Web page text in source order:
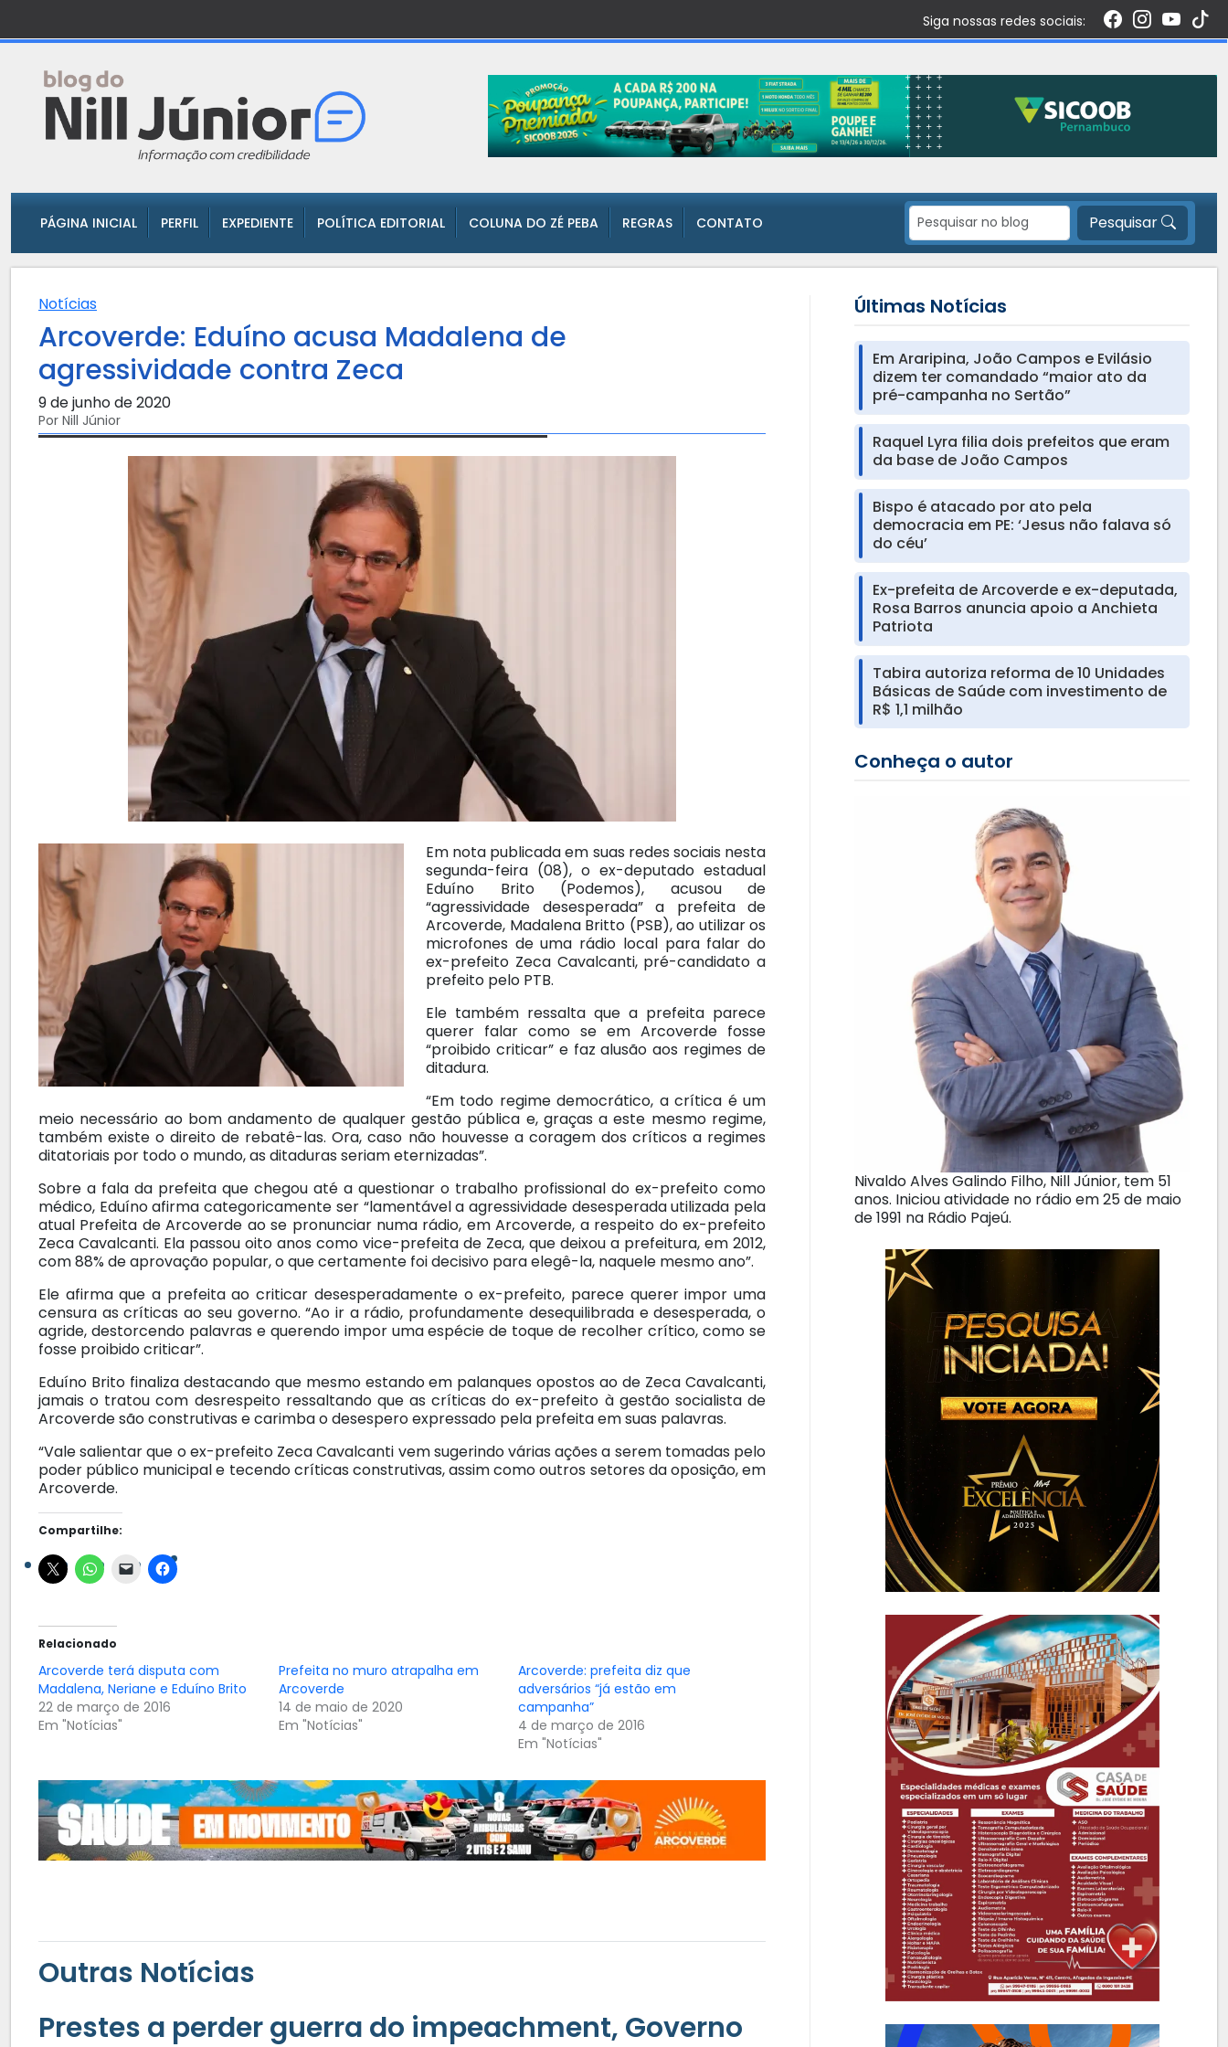
Siga nossas redes sociais:
PÁGINA INICIAL PERFIL EXPEDIENTE POLÍTICA EDITORIAL COLUNA DO ZÉ PEBA REGRAS CONTATO Pesquisar
Notícias
Arcoverde: Eduíno acusa Madalena de
agressividade contra Zeca
9 de junho de 2020
Por Nill Júnior
Em nota publicada em suas redes sociais nesta
segunda-feira (08), o ex-deputado estadual
Eduíno Brito (Podemos), acusou de
“agressividade desesperada” a prefeita de
Arcoverde, Madalena Britto (PSB), ao utilizar os
microfones de uma rádio local para falar do
ex-prefeito Zeca Cavalcanti, pré-candidato a
prefeito pelo PTB.
Ele também ressalta que a prefeita parece
querer falar como se em Arcoverde fosse
“proibido criticar” e faz alusão aos regimes de
ditadura.
“Em todo regime democrático, a crítica é um
meio necessário ao bom andamento de qualquer gestão pública e, graças a este mesmo regime,
também existe o direito de rebatê-las. Ora, caso não houvesse a coragem dos críticos a regimes
ditatoriais por todo o mundo, as ditaduras seriam eternizadas”.
Sobre a fala da prefeita que chegou até a questionar o trabalho profissional do ex-prefeito como
médico, Eduíno afirma categoricamente ser “lamentável a agressividade desesperada utilizada pela
atual Prefeita de Arcoverde ao se pronunciar numa rádio, em Arcoverde, a respeito do ex-prefeito
Zeca Cavalcanti. Ela passou oito anos como vice-prefeita de Zeca, que deixou a prefeitura, em 2012,
com 88% de aprovação popular, o que certamente foi decisivo para elegê-la, naquele mesmo ano”.
Ele afirma que a prefeita ao criticar desesperadamente o ex-prefeito, parece querer impor uma
censura as críticas ao seu governo. “Ao ir a rádio, profundamente desequilibrada e desesperada, o
agride, destorcendo palavras e querendo impor uma espécie de toque de recolher crítico, como se
fosse proibido criticar”.
Eduíno Brito finaliza destacando que mesmo estando em palanques opostos ao de Zeca Cavalcanti,
jamais o tratou com desrespeito ressaltando que as críticas do ex-prefeito à gestão socialista de
Arcoverde são construtivas e carimba o desespero expressado pela prefeita em suas palavras.
“Vale salientar que o ex-prefeito Zeca Cavalcanti vem sugerindo várias ações a serem tomadas pelo
poder público municipal e tecendo críticas construtivas, assim como outros setores da oposição, em
Arcoverde.
Compartilhe:
Relacionado
Arcoverde terá disputa com
Madalena, Neriane e Eduíno Brito
22 de março de 2016
Em "Notícias"
Prefeita no muro atrapalha em
Arcoverde
14 de maio de 2020
Em "Notícias"
Arcoverde: prefeita diz que
adversários “já estão em
campanha”
4 de março de 2016
Em "Notícias"
Outras Notícias
Prestes a perder guerra do impeachment, Governo
Últimas Notícias
Em Araripina, João Campos e Evilásio
dizem ter comandado “maior ato da
pré-campanha no Sertão”
Raquel Lyra filia dois prefeitos que eram
da base de João Campos
Bispo é atacado por ato pela
democracia em PE: ‘Jesus não falava só
do céu’
Ex-prefeita de Arcoverde e ex-deputada,
Rosa Barros anuncia apoio a Anchieta
Patriota
Tabira autoriza reforma de 10 Unidades
Básicas de Saúde com investimento de
R$ 1,1 milhão
Conheça o autor
Nivaldo Alves Galindo Filho, Nill Júnior, tem 51
anos. Iniciou atividade no rádio em 25 de maio
de 1991 na Rádio Pajeú.